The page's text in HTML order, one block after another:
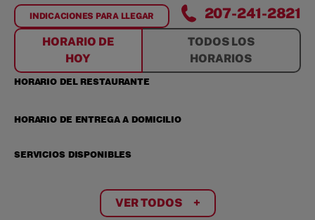
INDICACIONES PARA LLEGAR
FORTHE EDGEWOOD RETAIL DISTRICT207-241-2821
HORARIO DE
HOY
TODOS LOS
HORARIOS
HORARIO DEL RESTAURANTE
HORARIO DE ENTREGA A DOMICILIO
SERVICIOS DISPONIBLES
VER TODOS +